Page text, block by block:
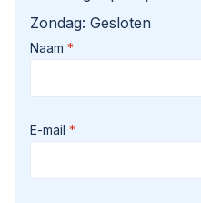
Zondag: Gesloten
Naam
E-mail